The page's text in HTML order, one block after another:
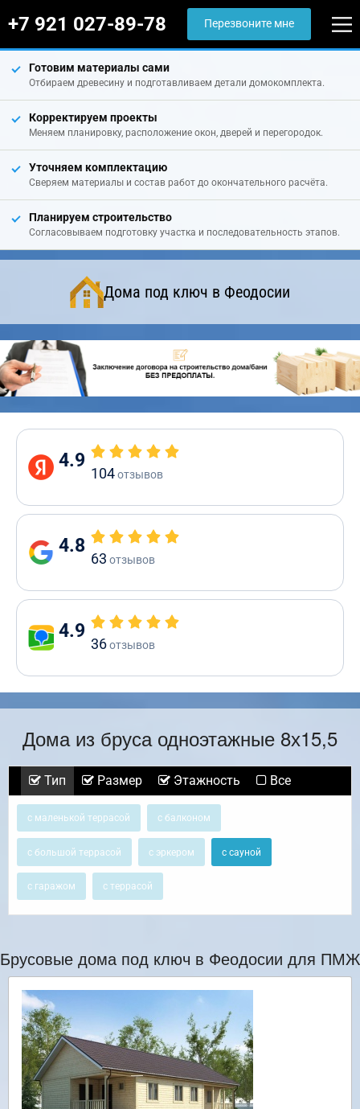
+7 921 027-89-78 Перезвоните мне
Готовим материалы сами
Отбираем древесину и подготавливаем детали домокомплекта.
Корректируем проекты
Меняем планировку, расположение окон, дверей и перегородок.
Уточняем комплектацию
Сверяем материалы и состав работ до окончательного расчёта.
Планируем строительство
Согласовываем подготовку участка и последовательность этапов.
Дома под ключ в Феодосии
4.9
104отзывов
4.8
63 отзывов
4.9
36отзывов
Дома из бруса одноэтажные 8х15,5
Тип Размер Этажность Все
с маленькой террасой с балконом
с большой террасой с эркером с сауной
с гаражом с террасой
Брусовые дома под ключ в Феодосии для ПМЖ